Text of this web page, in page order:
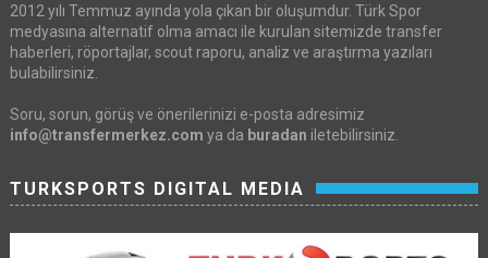
2012 yılı Temmuz ayında yola çıkan bir oluşumdur. Türk Spor
medyasına alternatif olma amacı ile kurulan sitemizde transfer
haberleri, röportajlar, scout raporu, analiz ve araştırma yazıları
bulabilirsiniz.
Soru, sorun, görüş ve önerilerinizi e-posta adresimiz
info@transfermerkez.com ya da buradan iletebilirsiniz.
TURKSPORTS DIGITAL MEDIA